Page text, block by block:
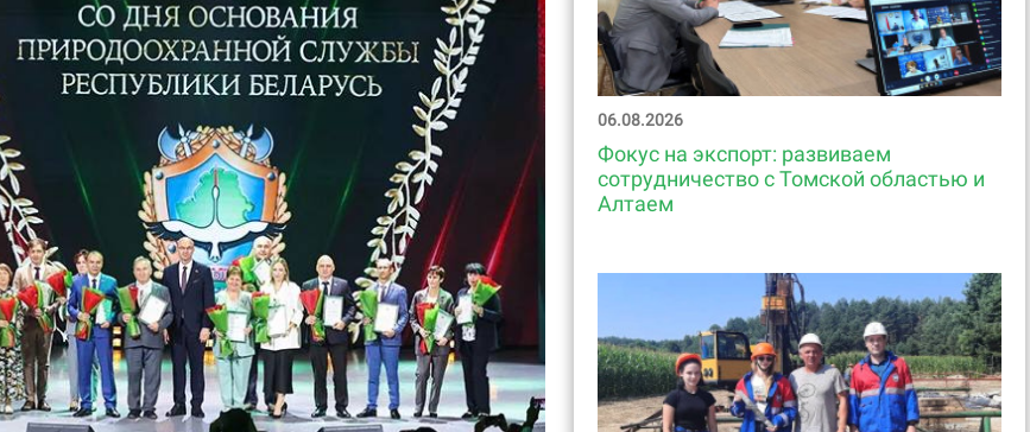
06.08.2026
Фокус на экспорт: развиваем
сотрудничество с Томской областью и
Алтаем